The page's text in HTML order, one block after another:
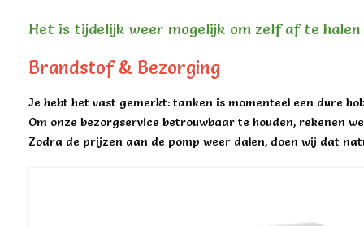
Het is tijdelijk weer mogelijk om zelf af te
Brandstof & Bezorging
Je hebt het vast gemerkt: tanken is momenteel een dure
Om onze bezorgservice betrouwbaar te houden, rekenen
Zodra de prijzen aan de pomp weer dalen, doen wij dat